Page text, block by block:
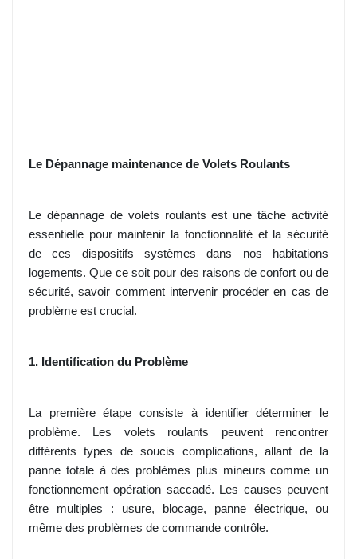
Le Dépannage maintenance de Volets Roulants
Le dépannage de volets roulants est une tâche activité
essentielle pour maintenir la fonctionnalité et la sécurité
de ces dispositifs systèmes dans nos habitations
logements. Que ce soit pour des raisons de confort ou de
sécurité, savoir comment intervenir procéder en cas de
problème est crucial.
1. Identification du Problème
La première étape consiste à identifier déterminer le
problème. Les volets roulants peuvent rencontrer
différents types de soucis complications, allant de la
panne totale à des problèmes plus mineurs comme un
fonctionnement opération saccadé. Les causes peuvent
être multiples : usure, blocage, panne électrique, ou
même des problèmes de commande contrôle.